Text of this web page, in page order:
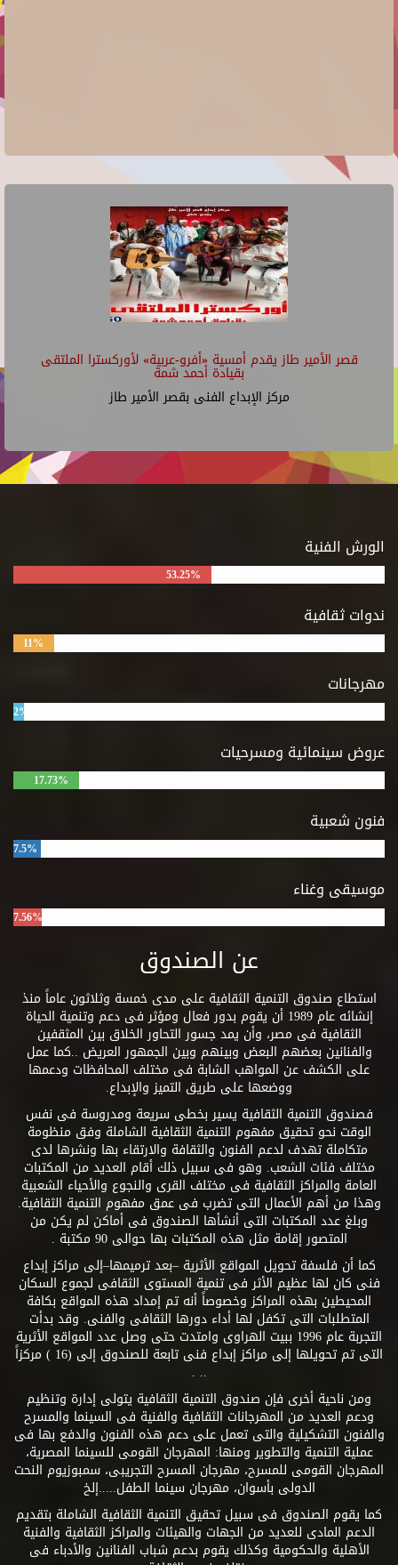
قصر الأمير طاز يقدم أمسية «أفرو-عربية» لأوركسترا الملتقى
بقيادة أحمد شمة
مركز الإبداع الفنى بقصر الأمير طاز
الورش الفنية
53.25%
ندوات ثقافية
11%
مهرجانات
2%
عروض سينمائية ومسرحيات
17.73%
فنون شعبية
7.5%
موسيقى وغناء
7.56%
عن الصندوق
استطاع صندوق التنمية الثقافية على مدى خمسة وثلاثون عاماً منذ
إنشائه عام 1989 أن يقوم بدور فعال ومؤثر فى دعم وتنمية الحياة
الثقافية فى مصر، وأن يمد جسور التحاور الخلاق بين المثقفين
والفنانين بعضهم البعض وبينهم وبين الجمهور العريض ..كما عمل
على الكشف عن المواهب الشابة فى مختلف المحافظات ودعمها
ووضعها على طريق التميز والإبداع.
فصندوق التنمية الثقافية يسير بخطى سريعة ومدروسة فى نفس
الوقت نحو تحقيق مفهوم التنمية الثقافية الشاملة وفق منظومة
متكاملة تهدف لدعم الفنون والثقافة والارتقاء بها ونشرها لدى
مختلف فئات الشعب. وهو فى سبيل ذلك أقام العديد من المكتبات
العامة والمراكز الثقافية فى مختلف القرى والنجوع والأحياء الشعبية
وهذا من أهم الأعمال التى تضرب فى عمق مفهوم التنمية الثقافية.
وبلغ عدد المكتبات التى أنشأها الصندوق فى أماكن لم يكن من
المتصور إقامة مثل هذه المكتبات بها حوالى 90 مكتبة .
كما أن فلسفة تحويل المواقع الأثرية –بعد ترميمها–إلى مراكز إبداع
فنى كان لها عظيم الأثر فى تنمية المستوى الثقافى لجموع السكان
المحيطين بهذه المراكز وخصوصاً أنه تم إمداد هذه المواقع بكافة
المتطلبات التى تكفل لها أداء دورها الثقافى والفنى. وقد بدأت
التجربة عام 1996 ببيت الهراوى وامتدت حتى وصل عدد المواقع الأثرية
التى تم تحويلها إلى مراكز إبداع فنى تابعة للصندوق إلى (16 ) مركزاً
.. .
ومن ناحية أخرى فإن صندوق التنمية الثقافية يتولى إدارة وتنظيم
ودعم العديد من المهرجانات الثقافية والفنية فى السينما والمسرح
والفنون التشكيلية والتى تعمل على دعم هذه الفنون والدفع بها فى
عملية التنمية والتطوير ومنها: المهرجان القومى للسينما المصرية،
المهرجان القومى للمسرح، مهرجان المسرح التجريبى، سمبوزيوم النحت
الدولى بأسوان، مهرجان سينما الطفل.....إلخ
كما يقوم الصندوق فى سبيل تحقيق التنمية الثقافية الشاملة بتقديم
الدعم المادى للعديد من الجهات والهيئات والمراكز الثقافية والفنية
الأهلية والحكومية وكذلك يقوم بدعم شباب الفنانين والأدباء فى